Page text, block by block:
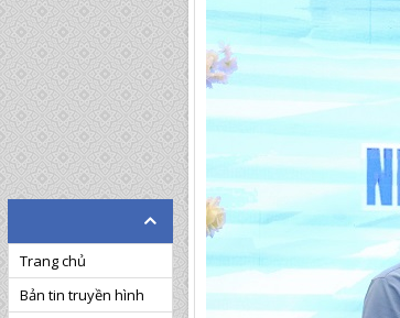
Trang chủ
Bản tin truyền hình